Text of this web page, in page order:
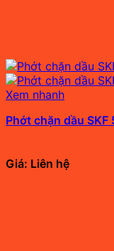
Xem nhanh
Phớt chặn dầu SKF
Giá: Liên hệ